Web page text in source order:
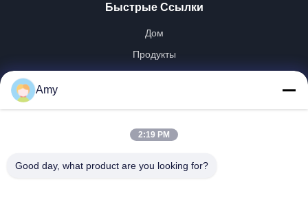
Быстрые Ссылки
Дом
Продукты
Путешествие Фабрики
Проверка Качества
Amy
2:19 PM
Good day, what product are you looking for?